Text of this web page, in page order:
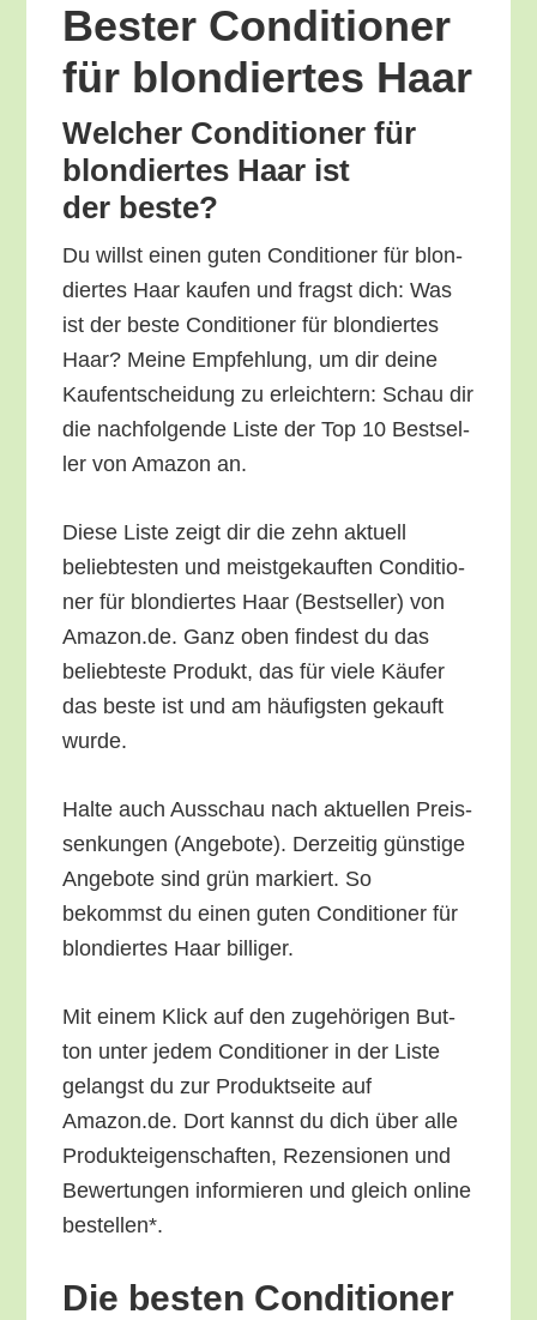
Bes­ter Con­di­tio­ner
für blon­dier­tes Haar
Wel­cher Con­di­tio­ner für
blon­dier­tes Haar ist
der beste?
Du willst einen guten Con­di­tio­ner für blon­
dier­tes Haar kau­fen und fragst dich: Was
ist der bes­te Con­di­tio­ner für blon­dier­tes
Haar? Mei­ne Emp­feh­lung, um dir dei­ne
Kauf­ent­schei­dung zu erleich­tern: Schau dir
die nach­fol­gen­de Lis­te der Top 10 Best­sel­
ler von Ama­zon an.
Die­se Lis­te zeigt dir die zehn aktu­ell
belieb­tes­ten und meist­ge­kauf­ten Con­di­tio­
ner für blon­dier­tes Haar (Best­sel­ler) von
Amazon.de. Ganz oben fin­dest du das
belieb­tes­te Pro­dukt, das für vie­le Käu­fer
das bes­te ist und am häu­figs­ten gekauft
wurde.
Hal­te auch Aus­schau nach aktu­el­len Preis­
sen­kun­gen (Ange­bo­te). Der­zei­tig güns­ti­ge
Ange­bo­te sind grün mar­kiert. So
bekommst du einen guten Con­di­tio­ner für
blon­dier­tes Haar billiger.
Mit einem Klick auf den zuge­hö­ri­gen But­
ton unter jedem Con­di­tio­ner in der Lis­te
gelangst du zur Pro­dukt­sei­te auf
Amazon.de. Dort kannst du dich über alle
Pro­duk­tei­gen­schaf­ten, Rezen­sio­nen und
Bewer­tun­gen infor­mie­ren und gleich online
bestellen*.
Die bes­ten Con­di­tio­ner